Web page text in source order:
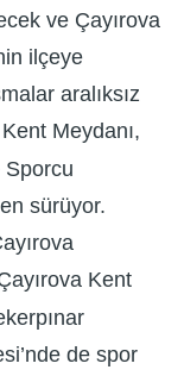
ve Çayırova
ilçeye
aralıksız
Meydanı,
Sporcu
sürüyor.
Kent
de spor